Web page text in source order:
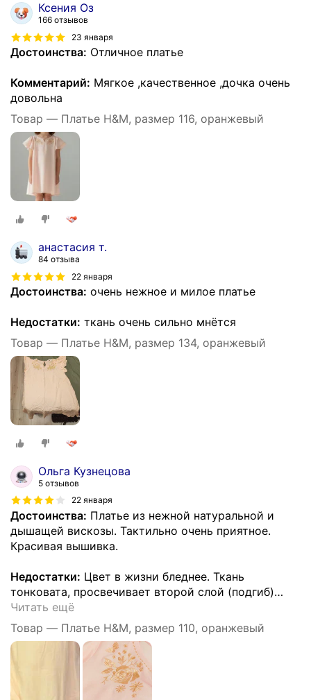
Ксения Оз
166 отзывов
23 января
Достоинства: Отличное платье
Комментарий: Мягкое ,качественное ,дочка очень
довольна
Товар — Платье H&M, размер 116, оранжевый
анастасия т.
84 отзыва
22 января
Достоинства: очень нежное и милое платье
Недостатки: ткань очень сильно мнётся
Товар — Платье H&M, размер 134, оранжевый
Ольга Кузнецова
5 отзывов
22 января
Достоинства: Платье из нежной натуральной и
дышащей вискозы. Тактильно очень приятное.
Красивая вышивка.
Недостатки: Цвет в жизни бледнее. Ткань
тонковата, просвечивает второй слой (подгиб)…
Читать ещё
Товар — Платье H&M, размер 110, оранжевый